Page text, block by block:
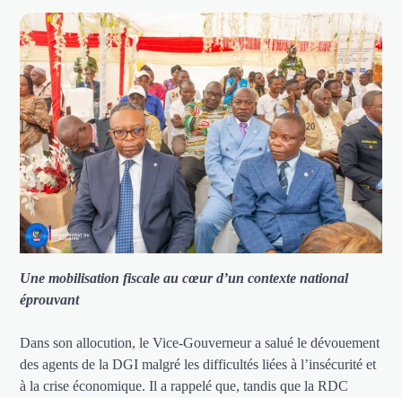
Une mobilisation fiscale au cœur d’un contexte national
éprouvant
Dans son allocution, le Vice-Gouverneur a salué le dévouement
des agents de la DGI malgré les difficultés liées à l’insécurité et
à la crise économique. Il a rappelé que, tandis que la RDC